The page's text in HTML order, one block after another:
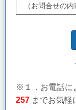
（お問合せの
※１．お電話に
257 までお気軽